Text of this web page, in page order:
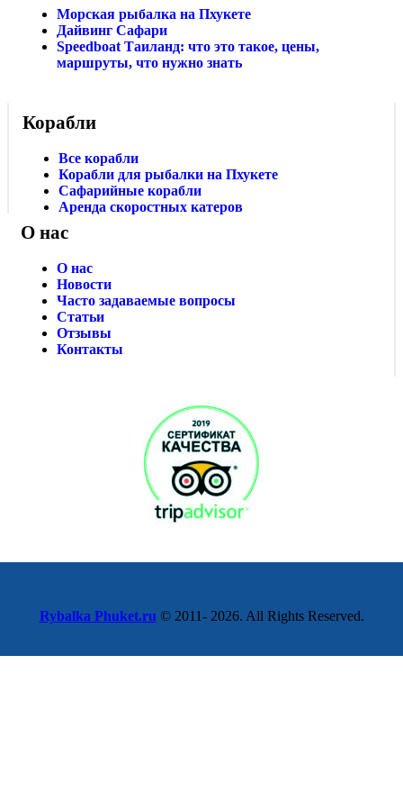
Морская рыбалка на Пхукете
Дайвинг Сафари
Speedboat Таиланд: что это такое, цены,
маршруты, что нужно знать
Корабли
Все корабли
Корабли для рыбалки на Пхукете
Сафарийные корабли
Аренда скоростных катеров
О нас
О нас
Новости
Часто задаваемые вопросы
Статьи
Отзывы
Контакты
Rybalka Phuket.ru © 2011- 2026. All Rights Reserved.